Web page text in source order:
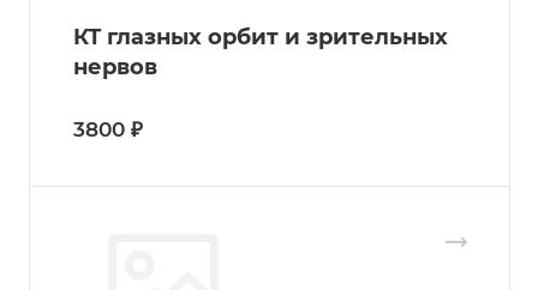
КТ глазных орбит и зрительных
нервов
3800 ₽